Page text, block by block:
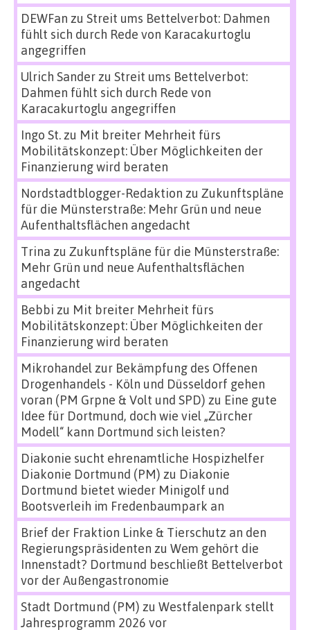
DEWFan zu Streit ums Bettelverbot: Dahmen
fühlt sich durch Rede von Karacakurtoglu
angegriffen
Ulrich Sanderzu Streit ums Bettelverbot:
Dahmen fühlt sich durch Rede von
Karacakurtoglu angegriffen
Ingo St.zu Mit breiter Mehrheit fürs
Mobilitätskonzept: Über Möglichkeiten der
Finanzierung wird beraten
Nordstadtblogger-Redaktion zu Zukunftspläne
für die Münsterstraße: Mehr Grün und neue
Aufenthaltsflächen angedacht
Trina zu Zukunftspläne für die Münsterstraße:
Mehr Grün und neue Aufenthaltsflächen
angedacht
Bebbi zu Mit breiter Mehrheit fürs
Mobilitätskonzept: Über Möglichkeiten der
Finanzierung wird beraten
Mikrohandel zur Bekämpfung des Offenen
Drogenhandels - Köln und Düsseldorf gehen
voran (PM Grpne & Volt und SPD) zu Eine gute
Idee für Dortmund, doch wie viel „Zürcher
Modell“ kann Dortmund sich leisten?
Diakonie sucht ehrenamtliche Hospizhelfer
Diakonie Dortmund (PM) zu Diakonie
Dortmund bietet wieder Minigolf und
Bootsverleih im Fredenbaumpark an
Brief der Fraktion Linke & Tierschutz an den
Regierungspräsidenten zu Wem gehört die
Innenstadt? Dortmund beschließt Bettelverbot
vor der Außengastronomie
Stadt Dortmund (PM) zu Westfalenpark stellt
Jahresprogramm 2026 vor